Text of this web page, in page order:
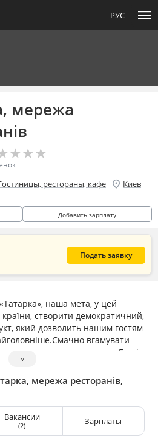
РУС menu
мережа
★
★★
★★
★
рестораны, кафе location_on Киев
Добавить зарплату
Подать заявку
наша мета, у цей
створити демократичний,
який дозволить нашим гостям
вгамувати
з нашим продуктом. Гості
бізнесі і ми робимо Все,
сервісом, смаком та
Для цього ми завжди і всім
коментарі та відгуки та
стаємо кращими! Так ми не
але ми завжди готові
замовлення, виправити
˅
мережа ресторанів,
Вакансии
(2) Зарплаты